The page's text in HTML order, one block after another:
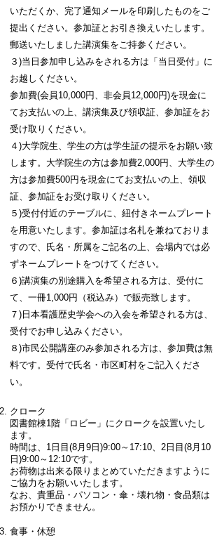
いただくか、完了通知メールを印刷したものをご
提出ください。参加証とお引き換えいたします。
郵送いたしました講演集をご持参ください。
３)当日参加申し込みをされる方は「当日受付」に
お越しください。
参加費(会員10,000円、非会員12,000円)を現金に
てお支払いの上、講演集及び領収証、参加証をお
受け取りください。
４)大学院生、学生の方は学生証の提示をお願い致
します。大学院生の方は参加費2,000円、大学生の
方は参加費500円を現金にてお支払いの上、領収
証、参加証をお受け取りください。
５)受付付近のテーブルに、紐付きネームプレート
を用意いたします。参加証は名札を兼ねておりま
すので、氏名・所属をご記名の上、会場内では必
ずネームプレートをつけてください。
６)講演集の別途購入を希望される方は、受付に
て、一冊1,000円（税込み）で販売致します。
７)日本看護歴史学会への入会を希望される方は、
受付でお申し込みください。
８)市民公開講座のみ参加される方は、参加費は無
料です。受付で氏名・市区町村をご記入くださ
い。
クローク
図書館棟1階「ロビー」にクロークを設置いたし
ます。
時間は、1日目(8月9日)9:00～17:10、2日目(8月10
日)9:00～12:10です。
お荷物は出来る限りまとめていただきますように
ご協力をお願いいたします。
なお、貴重品・パソコン・傘・壊れ物・食品類は
お預かりできません。
食事・休憩